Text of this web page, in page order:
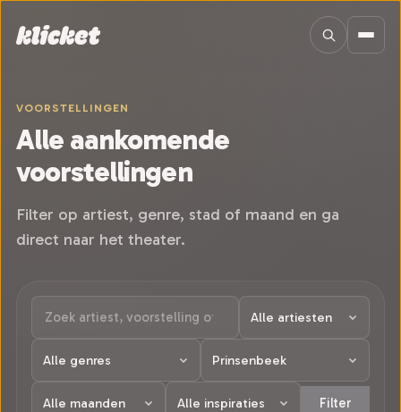
VOORSTELLINGEN
Alle aankomende
voorstellingen
Filter op artiest, genre, stad of maand en ga
direct naar het theater.
Filter